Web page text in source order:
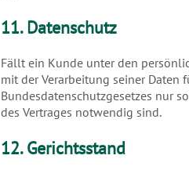
11. Datenschutz
Fällt ein Kunde unter den
mit der Verarbeitung seiner Daten
Bundesdatenschutzgesetzes nur
des Vertrages notwendig sind.
12. Gerichtsstand